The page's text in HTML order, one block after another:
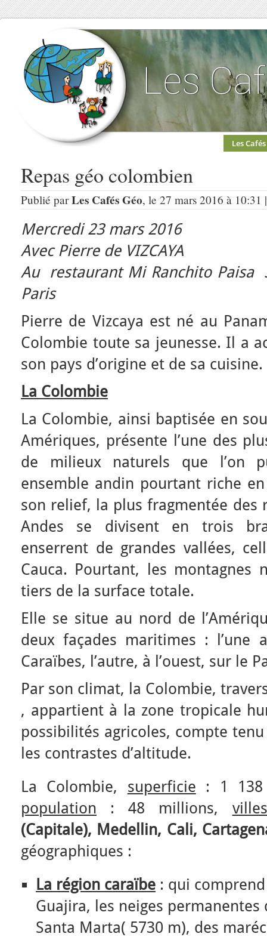
Les Cafés
Repas géo colombien
Publié parLes Cafés Géo, le 27 mars 2016 à
Mercredi 23 mars 2016
Avec Pierre de VIZCAYA
Au restaurant Mi Ranchito Paisa
Paris
Pierre de Vizcaya est né au
Colombie toute sa jeunesse. Il a
son pays d’origine et de sa cuisine.
La Colombie
La Colombie, ainsi baptisée en
Amériques, présente l’une des
de milieux naturels que l’on
ensemble andin pourtant riche
son relief, la plus fragmentée des
Andes se divisent en trois
enserrent de grandes vallées,
Cauca. Pourtant, les montagnes
tiers de la surface totale.
Elle se situe au nord de
deux façades maritimes :
Caraïbes, l’autre, à l’ouest, sur le
Par son climat, la Colombie,
, appartient à la zone tropicale
possibilités agricoles, compte
les contrastes d’altitude.
La Colombie, superficie : 1 138
population : 48 millions,
(Capitale), Medellin, Cali,
géographiques :
La région caraïbe : qui
Guajira, les neiges permanentes
Santa Marta( 5730 m), des